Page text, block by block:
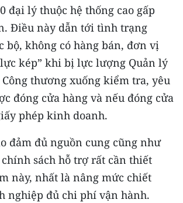
núi phía Bắc
Hồng
Trung Bộ và Tây
đại lý thuộc hệ thống cao gấp
Điều này dẫn tới tình trạng
bộ, không có hàng bán, đơn vị
kép” khi bị lực lượng Quản lý
thương xuống kiểm tra, yêu
đóng cửa hàng và nếu đóng cửa
phép kinh doanh.
đảm đủ nguồn cung cũng như
chính sách hỗ trợ rất cần thiết
này, nhất là nâng mức chiết
nghiệp đủ chi phí vận hành.